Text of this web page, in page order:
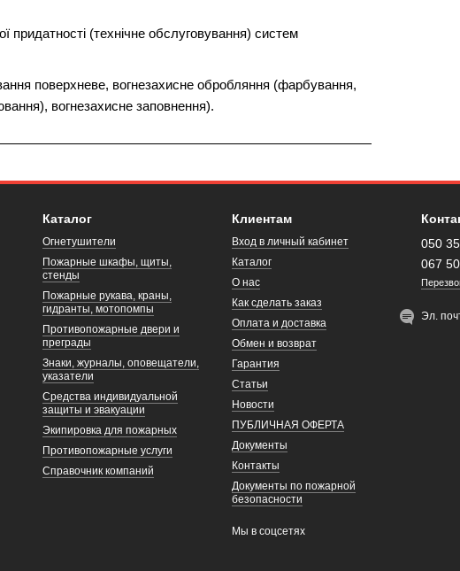
придатності (технічне обслуговування) систем
поверхневе, вогнезахисне обробляння (фарбування,
вогнезахисне заповнення).
Каталог
Огнетушители
Пожарные шкафы, щиты,
стенды
Пожарные рукава, краны,
гидранты, мотопомпы
Противопожарные двери и
преграды
Знаки, журналы, оповещатели,
указатели
Средства индивидуальной
защиты и эвакуации
Экипировка для пожарных
Противопожарные услуги
Справочник компаний
Клиентам
Вход в личный кабинет
Каталог
О нас
Как сделать заказ
Оплата и доставка
Обмен и возврат
Гарантия
Статьи
Новости
ПУБЛИЧНАЯ ОФЕРТА
Документы
Контакты
Документы по пожарной
безопасности
Мы в соцсетях
050
067
Эл.